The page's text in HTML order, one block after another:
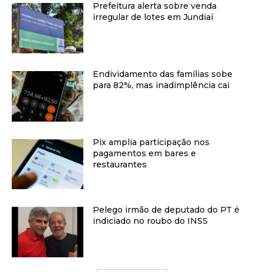
Prefeitura alerta sobre venda
irregular de lotes em Jundiaí
Endividamento das famílias sobe
para 82%, mas inadimplência cai
Pix amplia participação nos
pagamentos em bares e
restaurantes
Pelego irmão de deputado do PT é
indiciado no roubo do INSS